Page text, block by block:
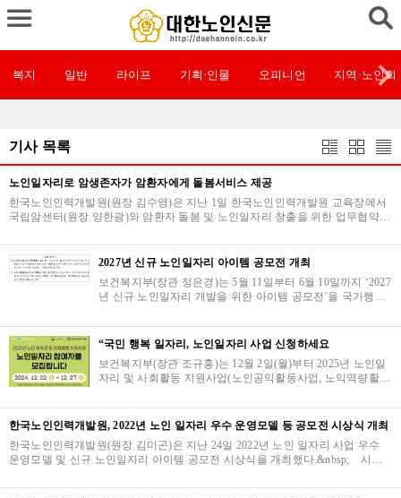
복지 일반 라이프 기획·인물 오피니언 지역·노인회
기사 목록
노인일자리로 암생존자가 암환자에게 돌봄서비스 제공
한국노인인력개발원(원장 김수영)은 지난 1일 한국노인인력개발원 교육장에서
국립암센터(원장 양한광)와 암환자 돌봄 및 노인일자리 창출을 위한 업무협약을
2027년 신규 노인일자리 아이템 공모전 개최
보건복지부(장관 정은경)는 5월 11일부터 6월 10일까지 ‘2027
년 신규 노인일자리 개발을 위한 아이템 공모전’을 국가행정
으로 개최한다고 밝혔…
“국민 행복 일자리, 노인일자리 사업 신청하세요
보건복지부(장관 조규홍)는 12월 2일(월)부터 2025년 노인일
자리 및 사회활동 지원사업(노인공익활동사업, 노익역량활용
다.&nbsp;전국 공통 집중…
한국노인인력개발원, 2022년 노인 일자리 우수 운영모델 등 공모전 시상식 개최
한국노인인력개발원(원장 김미곤)은 지난 24일 2022년 노인 일자리 사업 우수
운영모델 및 신규 노인일자리 아이템 공모전 시상식을 개최했다.&nbsp; 시상